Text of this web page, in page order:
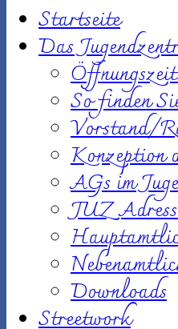
Startseite
Das
So finden
Vorstand/
Konzeption
AGs im
JUZ
Downloads
Streetwork